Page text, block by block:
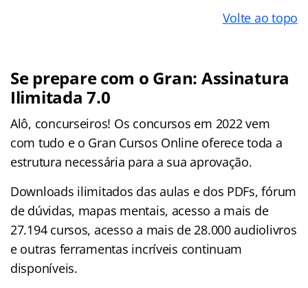
Volte ao topo
Se prepare com o Gran: Assinatura
Ilimitada 7.0
Alô, concurseiros! Os concursos em 2022 vem
com tudo e o Gran Cursos Online oferece toda a
estrutura necessária para a sua aprovação.
Downloads ilimitados das aulas e dos PDFs, fórum
de dúvidas, mapas mentais, acesso a mais de
27.194 cursos, acesso a mais de 28.000 audiolivros
e outras ferramentas incríveis continuam
disponíveis.